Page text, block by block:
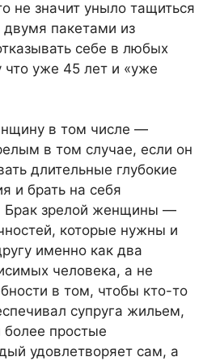
не значит уныло тащиться
пакетами из
себе в любых
что уже 45 лет и «уже
в том числе —
в том случае, если он
длительные глубокие
и брать на себя
Брак зрелой женщины —
которые нужны и
именно как два
человека, а не
в том, чтобы кто-то
супруга жильем,
простые
удовлетворяет сам, а